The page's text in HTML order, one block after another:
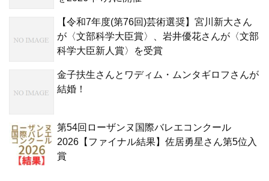
【令和7年度(第76回)芸術選奨】宮川新大さん
が〈文部科学大臣賞〉、岩井優花さんが〈文部
科学大臣新人賞〉を受賞
金子扶生さんとワディム・ムンタギロフさんが
結婚！
第54回ローザンヌ国際バレエコンクール
2026【ファイナル結果】佐居勇星さん第5位入
賞